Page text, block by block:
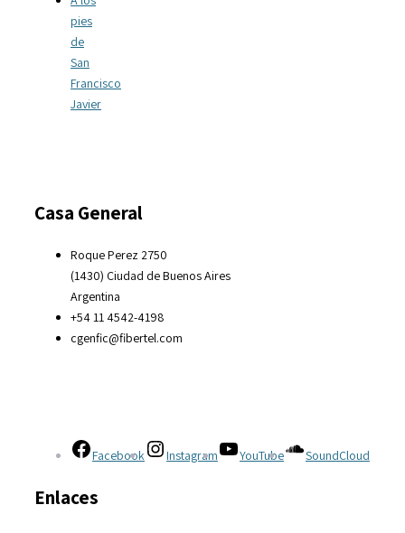
pies
de
San
Francisco
Javier
Casa General
Roque Perez 2750
(1430) Ciudad de Buenos Aires
Argentina
+54 11 4542-4198
cgenfic@fibertel.com
Facebook Instagram YouTube SoundCloud
Enlaces